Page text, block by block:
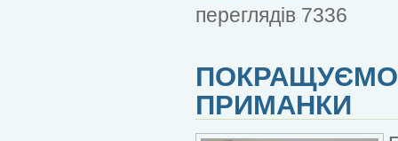
переглядів 7336
ПОКРАЩУЄМО
ПРИМАНКИ